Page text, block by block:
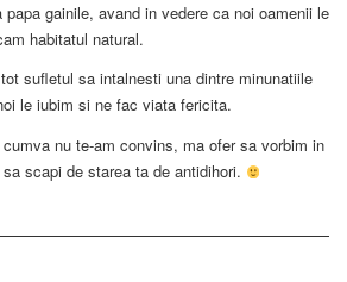
papa gainile, avand in vedere ca noi oamenii le
habitatul natural.
sufletul sa intalnesti una dintre minunatiile
le iubim si ne fac viata fericita.
nu te-am convins, ma ofer sa vorbim in
scapi de starea ta de antidihori.